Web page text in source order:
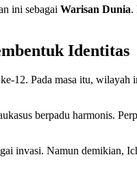
ini sebagai Warisan Dunia.
Identitas
12. Pada masa itu,
berpadu harmonis.
invasi. Namun demikian,